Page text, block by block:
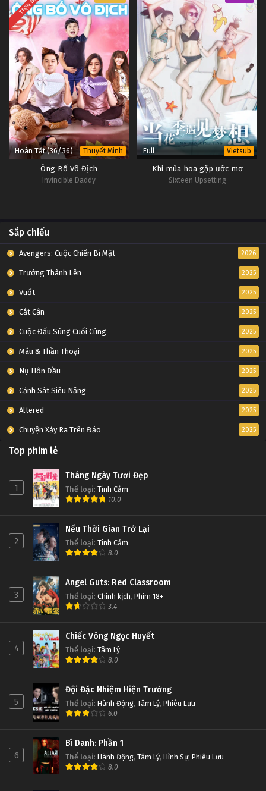
TRỌN BỘ
Hoàn Tất (36/36) Thuyết Minh
Ông Bố Vô Địch
Invincible Daddy
Full Vietsub
Khi mùa hoa gặp ước mơ
Sixteen Upsetting
Sắp chiếu
Avengers: Cuộc Chiến Bí Mật 2026
Trưởng Thành Lên 2025
Vuốt 2025
Cắt Cân 2025
Cuộc Đấu Súng Cuối Cùng 2025
Máu & Thần Thoại 2025
Nụ Hôn Đầu 2025
Cảnh Sát Siêu Năng 2025
Altered 2025
Chuyện Xảy Ra Trên Đảo 2025
Top phim lẻ
1
Tháng Ngày Tươi Đẹp
Thể loại: Tình Cảm
10.0
2
Nếu Thời Gian Trở Lại
Thể loại: Tình Cảm
8.0
3
Angel Guts: Red Classroom
Thể loại: Chính kịch, Phim 18+
3.4
4
Chiếc Vòng Ngọc Huyết
Thể loại: Tâm Lý
8.0
5
Đội Đặc Nhiệm Hiện Trường
Thể loại: Hành Động, Tâm Lý, Phiêu Lưu
6.0
6
Bí Danh: Phần 1
Thể loại: Hành Động, Tâm Lý, Hình Sự, Phiêu Lưu
8.0